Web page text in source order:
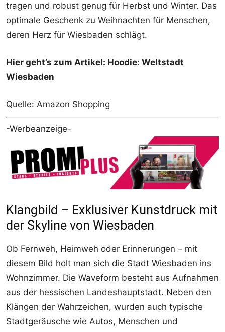
tragen und robust genug für Herbst und Winter. Das
optimale Geschenk zu Weihnachten für Menschen,
deren Herz für Wiesbaden schlägt.
Hier geht’s zum Artikel: Hoodie: Weltstadt
Wiesbaden
Quelle: Amazon Shopping
-Werbeanzeige-
Klangbild – Exklusiver Kunstdruck mit
der Skyline von Wiesbaden
Ob Fernweh, Heimweh oder Erinnerungen – mit
diesem Bild holt man sich die Stadt Wiesbaden ins
Wohnzimmer. Die Waveform besteht aus Aufnahmen
aus der hessischen Landeshauptstadt. Neben den
Klängen der Wahrzeichen, wurden auch typische
Stadtgeräusche wie Autos, Menschen und